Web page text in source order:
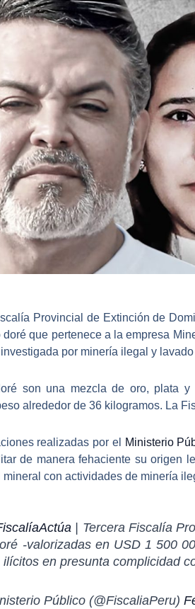
Provincial de Extinción de
doréque pertenece a la empresa
por minería ilegal y
son una mezcla de oro, plata
alrededor de 36 kilogramos. La
realizadas por el Ministerio
de manera fehaciente su origen
con actividades de minería
| Tercera Fiscalía
-valorizadas en USD 1 500
ilícitos en presunta complicidad
Público (@FiscaliaPeru)